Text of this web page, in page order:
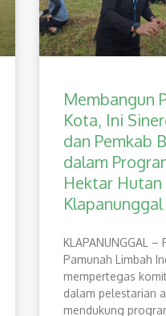
Membangun
Kota, Ini
dan Pemkab
dalam
Hektar Hutan
Klapanunggal
​KLAPANUNGGAL –
Pamunah Limbah
mempertegas
dalam pelestarian
mendukung